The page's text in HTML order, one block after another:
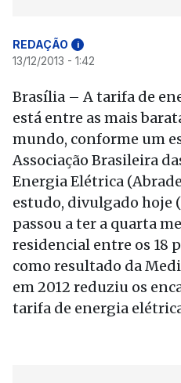
REDAÇÃO i
13/12/2013 - 1:42
Brasília – A tarifa de
está entre as mais
mundo, conforme um
Associação Brasileira
Energia Elétrica
estudo, divulgado hoje
passou a ter a quarta
residencial entre os 18
como resultado da
em 2012 reduziu os
tarifa de energia